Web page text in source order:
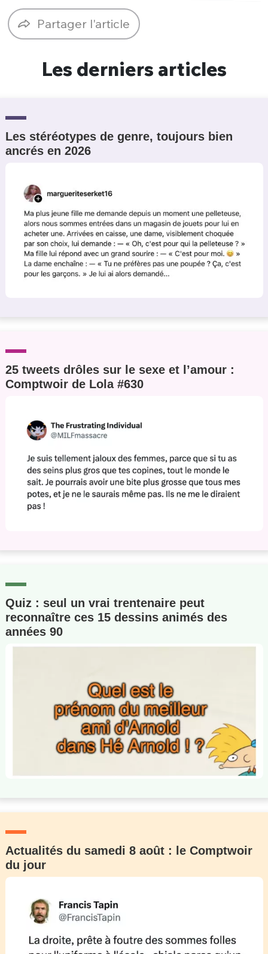
Partager l'article
Les derniers articles
Les stéréotypes de genre, toujours bien
ancrés en 2026
25 tweets drôles sur le sexe et l’amour :
Comptwoir de Lola #630
Quiz : seul un vrai trentenaire peut
reconnaître ces 15 dessins animés des
années 90
Actualités du samedi 8 août : le Comptwoir
du jour
Un Thread
C'EST PARTI